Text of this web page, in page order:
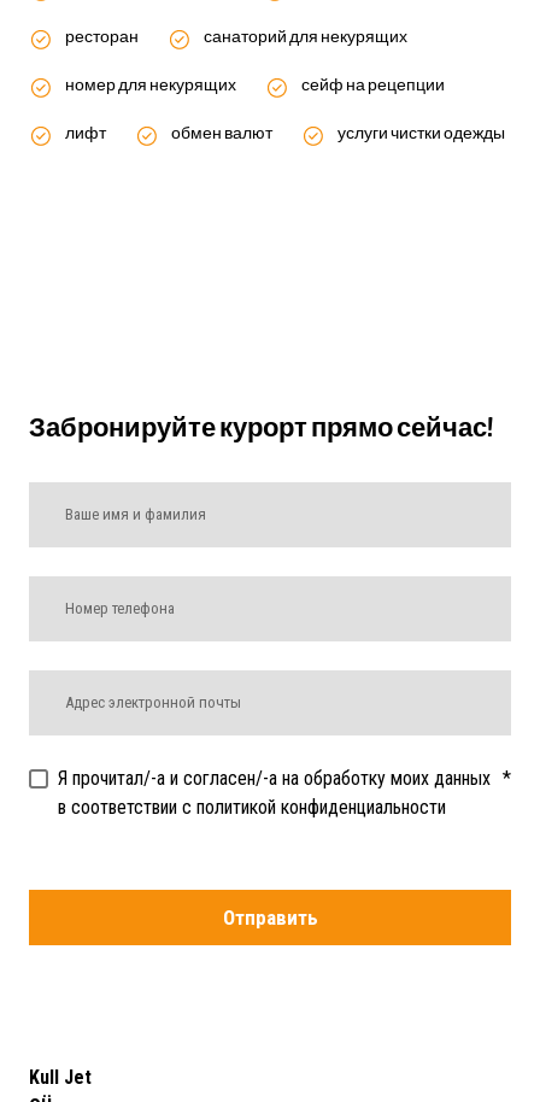
ресторан санаторий для некурящих
номер для некурящих сейф на рецепции
лифт обмен валют услуги чистки одежды
Забронируйте курорт прямо сейчас!
Я прочитал/-а и согласен/-а на обработку моих данных
в соответствии с политикой конфиденциальности
*
Отправить
Kull Jet